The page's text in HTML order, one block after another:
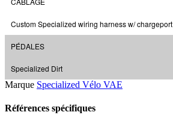
Custom Specialized wiring harness w/ chargeport
PÉDALES
Specialized Dirt
Marque Specialized Vélo VAE
Références spécifiques